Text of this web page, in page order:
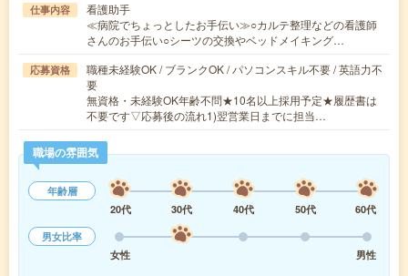
仕事内容
看護助手
≪病院でちょっとしたお手伝い≫○カルテ整理などの看護師
さんのお手伝い○シーツの交換やベッドメイキング…
応募資格
職種未経験OK / ブランクOK / パソコンスキル不要 / 英語力不
要
無資格・未経験OK年齢不問★10名以上採用予定★履歴書は
不要です▽応募後の流れ1)翌営業日までに担当…
職場の雰囲気
年齢層
20代
30代 40代 50代
60代
男女比率
女性
男性